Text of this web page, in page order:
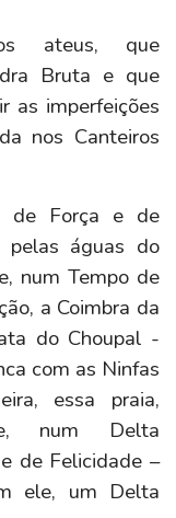
ateus, que
Bruta e que
as imperfeições
nos Canteiros
de Força e de
pelas águas do
num Tempo de
a Coimbra da
do Choupal -
com as Ninfas
essa praia,
num Delta
de Felicidade –
ele, um Delta